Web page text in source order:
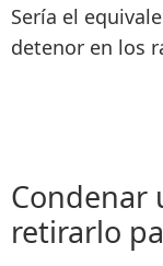
Sería el
detenor en los
Condenar
retirarlo